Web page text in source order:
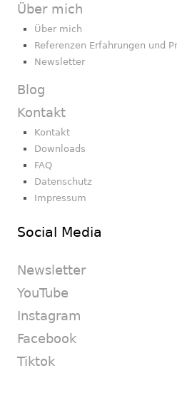
Über mich
Über mich
Referenzen Erfahrungen und
Newsletter
Blog
Kontakt
Kontakt
Downloads
FAQ
Datenschutz
Impressum
Social Media
Newsletter
YouTube
Instagram
Facebook
Tiktok